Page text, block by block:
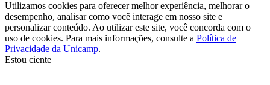
Utilizamos cookies para oferecer melhor experiência, melhorar o
desempenho, analisar como você interage em nosso site e
personalizar conteúdo. Ao utilizar este site, você concorda com o
uso de cookies. Para mais informações, consulte a Política de
Privacidade da Unicamp.
Estou ciente